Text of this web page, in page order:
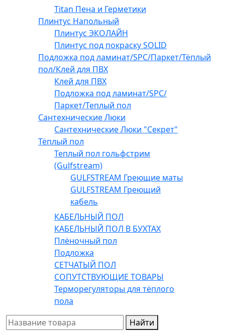
Titan Пена и Герметики
Плинтус Напольный
Плинтус ЭКОЛАЙН
Плинтус под покраску SOLID
Подложка под ламинат/SPC/Паркет/Тёплый
пол/Клей для ПВХ
Клей для ПВХ
Подложка под ламинат/SPC/
Паркет/Теплый пол
Сантехнические Люки
Сантехнические Люки "Секрет"
Тёплый пол
Теплый пол гольфстрим
(Gulfstream)
GULFSTREAM Греющие маты
GULFSTREAM Греющий
кабель
КАБЕЛЬНЫЙ ПОЛ
КАБЕЛЬНЫЙ ПОЛ В БУХТАХ
Плёночный пол
Подложка
СЕТЧАТЫЙ ПОЛ
СОПУТСТВУЮЩИЕ ТОВАРЫ
Терморегуляторы для тёплого
пола
Найти